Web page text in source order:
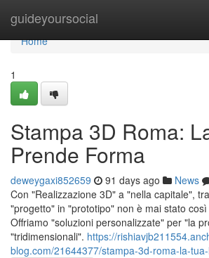
guideyoursocial
Home
Home
1
Stampa 3D Roma:
Prende Forma
deweygaxi852659 91 days ago News
Con "Realizzazione 3D" a "nella capitale",
"progetto" in "prototipo" non è mai stato
Offriamo "soluzioni personalizzate" per "la
"tridimensionali". https://
blog.com/21644377/stampa-3d-roma-la-